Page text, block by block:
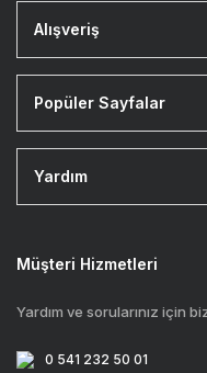
Alışveriş
Popüler Sayfalar
Yardım
Müşteri Hizmetleri
Yardım ve sorularınız için
0 541 232 50 01